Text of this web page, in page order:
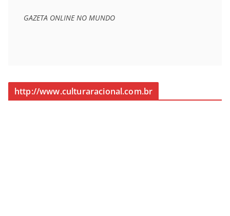
GAZETA ONLINE NO MUNDO
http://www.culturaracional.com.br